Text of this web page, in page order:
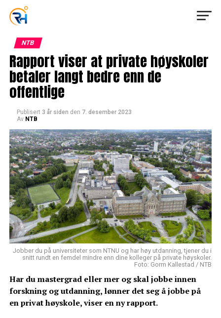
NTB
Rapport viser at private høyskoler
betaler langt bedre enn de
offentlige
Publisert 3 år siden den 7. desember 2023
Av NTB
Jobber du på universiteter som NTNU og har høy utdanning, tjener du i
snitt rundt en femdel mindre enn dine kolleger på private høyskoler.
Foto: Gorm Kallestad / NTB
Har du mastergrad eller mer og skal jobbe innen
forskning og utdanning, lønner det seg å jobbe på
en privat høyskole, viser en ny rapport.